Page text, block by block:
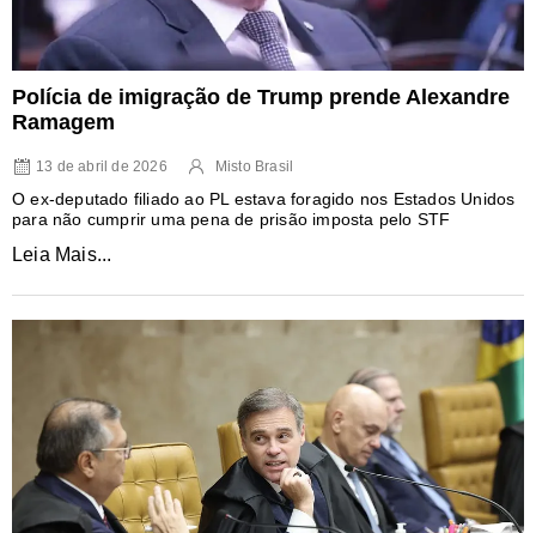
Polícia de imigração de Trump prende Alexandre
Ramagem
13 de abril de 2026 Misto Brasil
O ex-deputado filiado ao PL estava foragido nos Estados Unidos
para não cumprir uma pena de prisão imposta pelo STF
Leia Mais...